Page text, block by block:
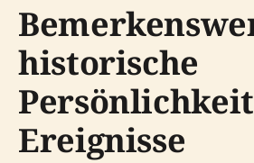
historische
Ereignisse